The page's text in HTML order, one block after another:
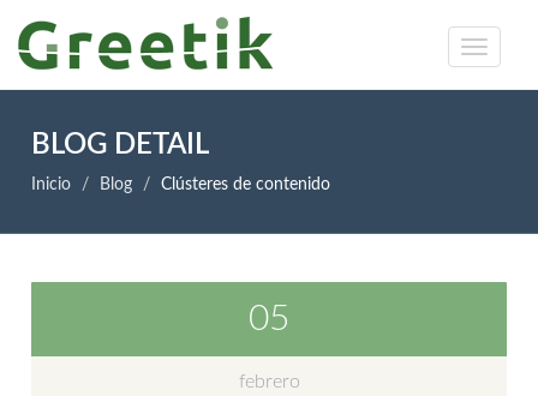
BLOG DETAIL
Inicio Blog Clústeres de contenido
05
febrero